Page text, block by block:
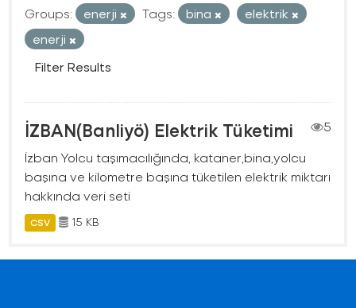
Groups: enerji Tags: bina
elektrik
enerji
Filter Results
İZBAN(Banliyö) Elektrik Tüketimi
5
İzban Yolcu taşımacılığında, kataner,bina,yolcu
başına ve kilometre başına tüketilen elektrik miktarı
hakkında veri seti
CSV 15 KB